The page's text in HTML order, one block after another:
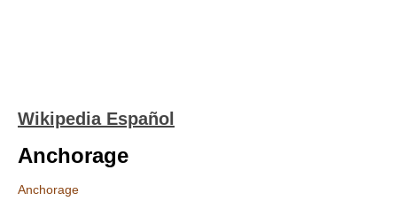
Wikipedia Español
Anchorage
Anchorage